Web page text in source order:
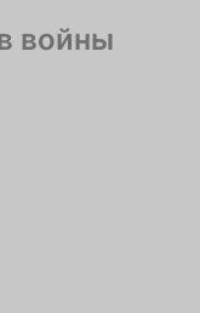
войны